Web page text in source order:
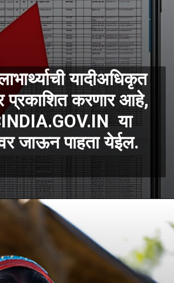
यादीअधिकृत
प्रकाशित करणार आहे,
या
जाऊन पाहता येईल.